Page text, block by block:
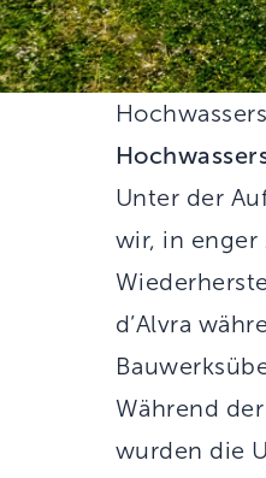
Unter der
wir, in enger
d’Alvra
Während
wurden die